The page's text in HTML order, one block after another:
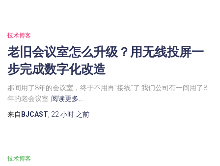
技术博客
老旧会议室怎么升级？用无线投屏一
步完成数字化改造
那间用了8年的会议室，终于不用再”接线”了 我们公司有一间用了8
年的老会议室 阅读更多…
来自 BJCAST 22 小时 之前
技术博客